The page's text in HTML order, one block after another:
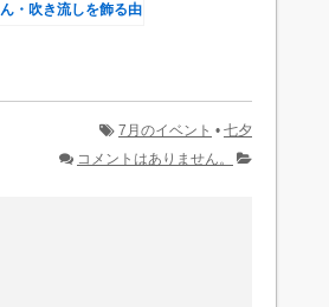
ん・吹き流しを飾る由
7月のイベント • 七夕
コメントはありません。